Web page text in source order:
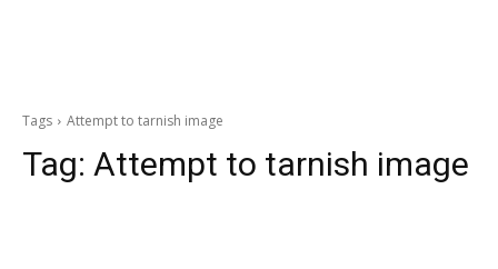
Tags Attempt to tarnish image
Tag: Attempt to tarnish image